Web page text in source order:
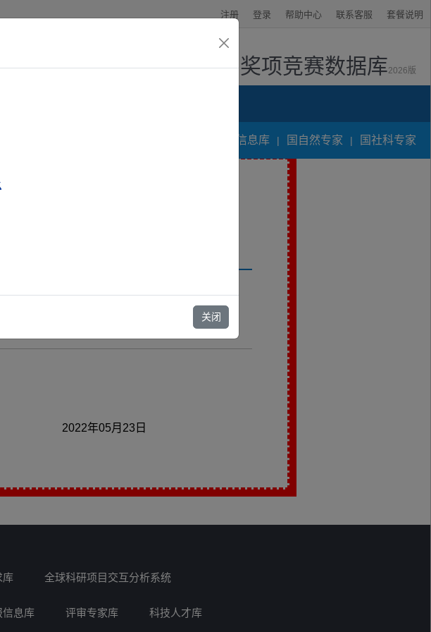
注册 登录 帮助中心 联系客服 套餐说明
奖项竞赛数据库2026版
人才专家申报信息库 | 国自然专家 | 国社科专家
技术标准项目通讯评审专家》
2022年05月23日
库 全球科研项目交互分析系统
信息库 评审专家库 科技人才库
关闭